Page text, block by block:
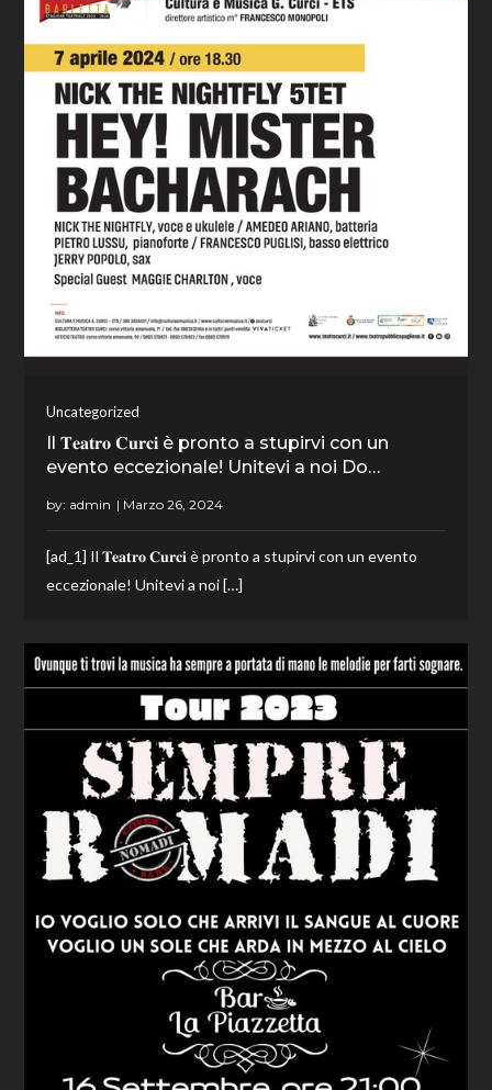
Uncategorized
Il 𝐓𝐞𝐚𝐭𝐫𝐨 𝐂𝐮𝐫𝐜𝐢 è pronto a stupirvi con un
evento eccezionale! Unitevi a noi Do…
by: admin
[ad_1] Il 𝐓𝐞𝐚𝐭𝐫𝐨 𝐂𝐮𝐫𝐜𝐢 è pronto a stupirvi con un evento
eccezionale! Unitevi a noi […]